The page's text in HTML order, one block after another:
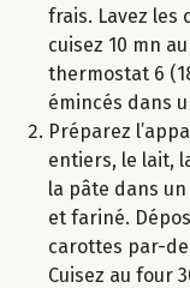
frais. Lavez les
cuisez 10 mn
thermostat 6
émincés dans
Préparez
entiers, le lait,
la pâte dans
et fariné.
carottes par-
Cuisez au four